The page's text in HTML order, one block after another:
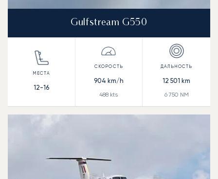
Gulfstream G550
12-16
904 km/h
488 kts
12 501 km
6 750 NM